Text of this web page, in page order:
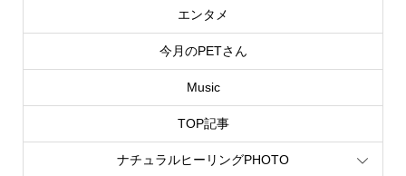
エンタメ
今月のPETさん
Music
TOP記事
ナチュラルヒーリングPHOTO